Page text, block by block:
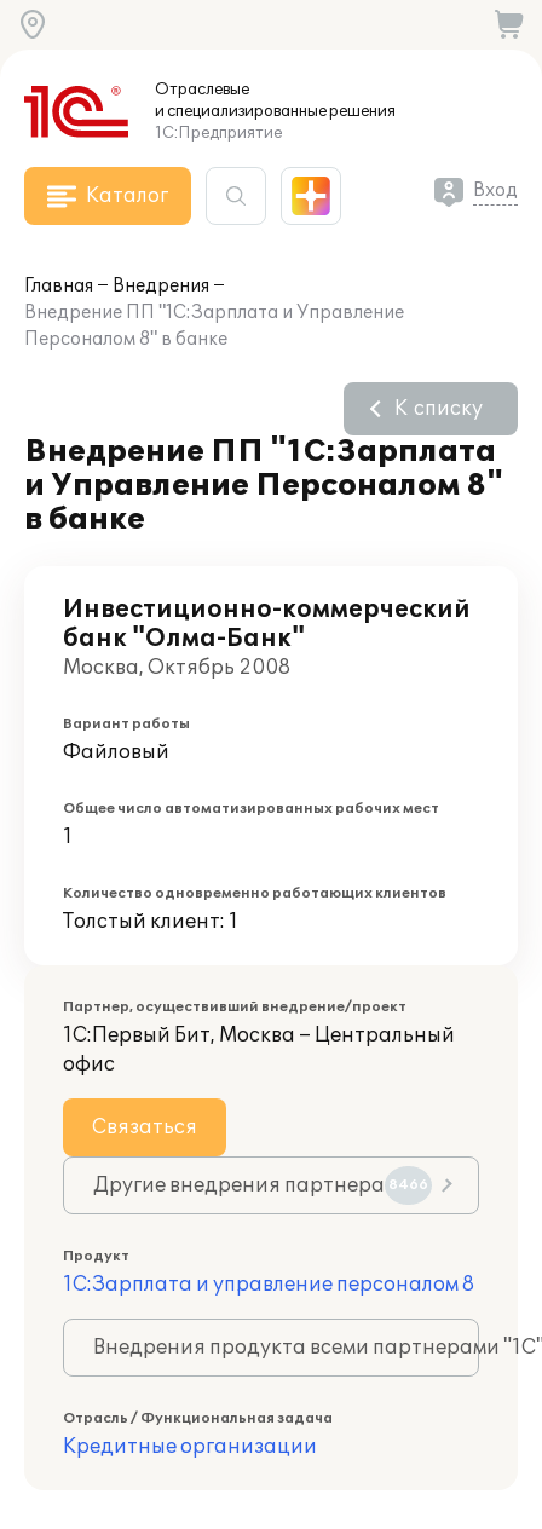
Отраслевые
и специализированныерешения
1С:Предприятие
Каталог Вход
Главная
Внедрения
Внедрение ПП "1С:Зарплата и Управление
Персоналом 8" в банке
Внедрение ПП "1С:Зарплата
и Управление Персоналом 8"
в банке
К списку
Инвестиционно-коммерческий
банк "Олма-Банк"
Москва, Октябрь 2008
Вариант работы
Файловый
Общее число автоматизированных рабочих мест
1
Количество одновременно работающих клиентов
Толстый клиент: 1
Партнер, осуществивший внедрение/проект
1С:Первый Бит, Москва – Центральный
офис
Связаться
Другие внедрения партнера 8466
Продукт
1С:Зарплата и управление персоналом 8
Внедрения продукта всеми партнерами
Отрасль / Функциональная задача
Кредитные организации